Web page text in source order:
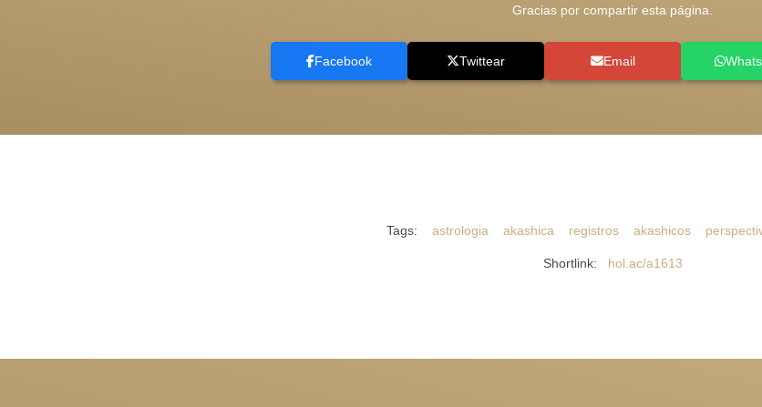
Gracias por compartir esta página.
Facebook Twittear Email
Tags: astrologia akashica registros akashicos
Shortlink: hol.ac/a1613